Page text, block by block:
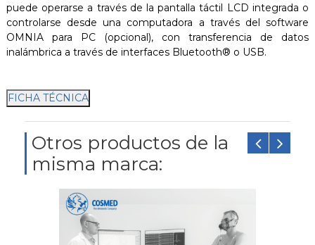
puede operarse a través de la pantalla táctil LCD integrada o
controlarse desde una computadora a través del software
OMNIA para PC (opcional), con transferencia de datos
inalámbrica a través de interfaces Bluetooth® o USB.
Otros productos de la
misma marca: